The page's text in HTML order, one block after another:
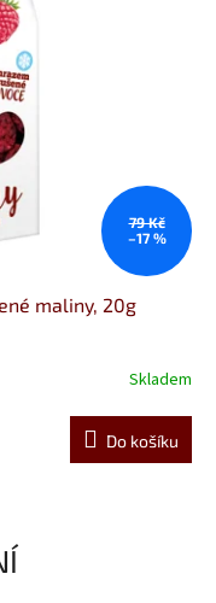
79 Kč
–17 %
maliny, 20g
Skladem
Do košíku